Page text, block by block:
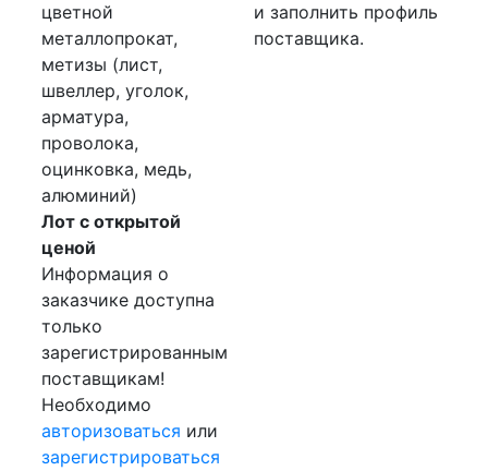
цветной
металлопрокат,
метизы (лист,
швеллер, уголок,
арматура,
проволока,
оцинковка, медь,
алюминий)
Лот с открытой
ценой
Информация о
заказчике доступна
только
зарегистрированным
поставщикам!
Необходимо
авторизоваться или
зарегистрироваться
и заполнить профиль
поставщика.